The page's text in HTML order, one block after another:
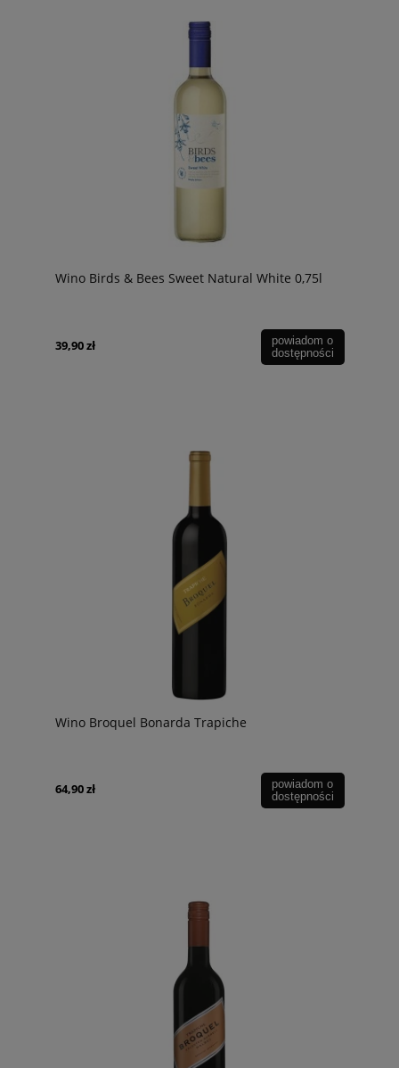
Wino Birds & Bees Sweet Natural White 0,75l
39,90 zł
powiadom o
dostępności
Wino Broquel Bonarda Trapiche
64,90 zł
powiadom o
dostępności